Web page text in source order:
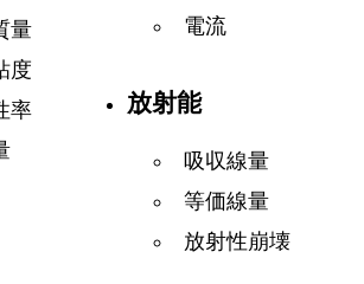
量
度
率
電流
放射能
吸収線量
等価線量
放射性崩壊